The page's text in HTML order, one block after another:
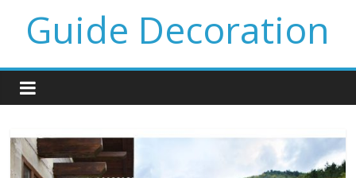
Guide Decoration